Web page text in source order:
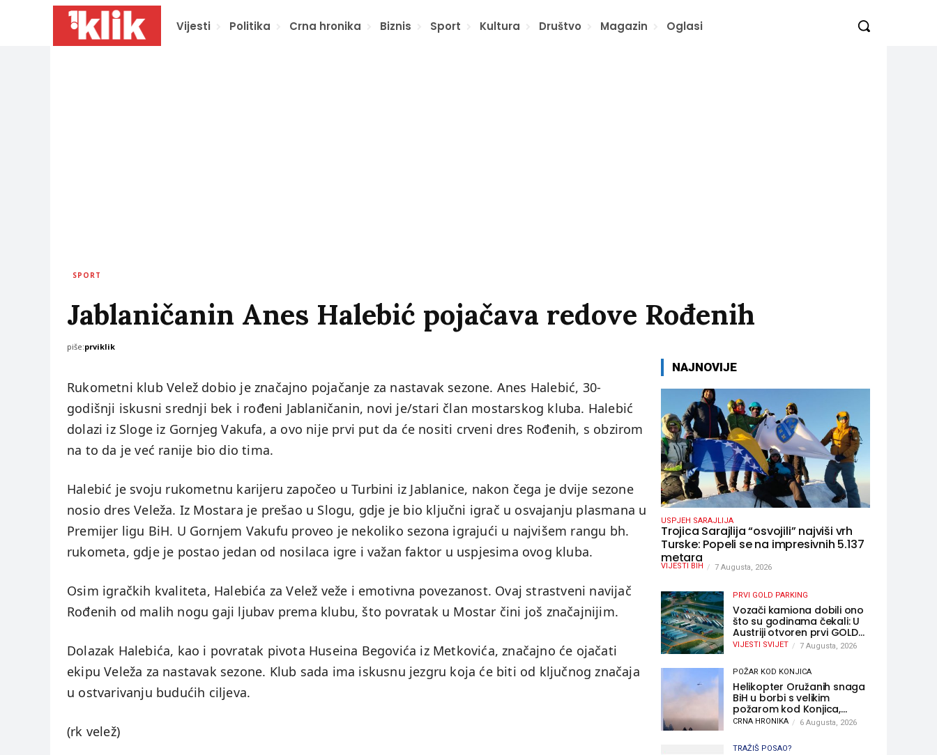
Vijesti Politika Crna hronika Biznis Sport Kultura Društvo Magazin Oglasi
SPORT
Jablaničanin Anes Halebić pojačava redove Rođenih
piše:prviklik
Rukometni klub Velež dobio je značajno pojačanje za nastavak sezone. Anes Halebić, 30-
godišnji iskusni srednji bek i rođeni Jablaničanin, novi je/stari član mostarskog kluba. Halebić
dolazi iz Sloge iz Gornjeg Vakufa, a ovo nije prvi put da će nositi crveni dres Rođenih, s obzirom
na to da je već ranije bio dio tima.
Halebić je svoju rukometnu karijeru započeo u Turbini iz Jablanice, nakon čega je dvije sezone
nosio dres Veleža. Iz Mostara je prešao u Slogu, gdje je bio ključni igrač u osvajanju plasmana u
Premijer ligu BiH. U Gornjem Vakufu proveo je nekoliko sezona igrajući u najvišem rangu bh.
rukometa, gdje je postao jedan od nosilaca igre i važan faktor u uspjesima ovog kluba.
Osim igračkih kvaliteta, Halebića za Velež veže i emotivna povezanost. Ovaj strastveni navijač
Rođenih od malih nogu gaji ljubav prema klubu, što povratak u Mostar čini još značajnijim.
Dolazak Halebića, kao i povratak pivota Huseina Begovića iz Metkovića, značajno će ojačati
ekipu Veleža za nastavak sezone. Klub sada ima iskusnu jezgru koja će biti od ključnog značaja
u ostvarivanju budućih ciljeva.
(rk velež)
NAJNOVIJE
USPJEH SARAJLIJA
Trojica Sarajlija “osvojili” najviši vrh
Turske: Popeli se na impresivnih 5.137
metara
VIJESTI BIH 7 Augusta, 2026
PRVI GOLD PARKING
Vozači kamiona dobili ono
što su godinama čekali: U
Austriji otvoren prvi GOLD
sigurni parking
VIJESTI SVIJET 7 Augusta, 2026
POŽAR KOD KONJICA
Helikopter Oružanih snaga
BiH u borbi s velikim
požarom kod Konjica,
sudjelovao i Air Tractor
CRNA HRONIKA 6 Augusta, 2026
TRAŽIŠ POSAO?